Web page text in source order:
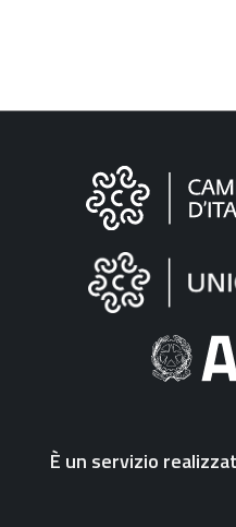
Informazioni
"Fattura
Elettronica"
È un servizio